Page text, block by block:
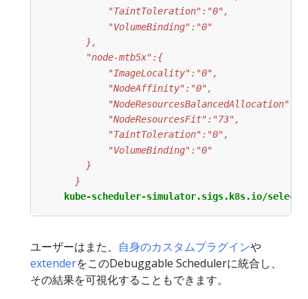
      }
kube-scheduler-simulator.sigs.k8s.io/
ユーザーはまた、 自身のカスタムプラグインや
extenderをこのDebuggable Schedulerに統合し、
その結果を可視化することもできます。